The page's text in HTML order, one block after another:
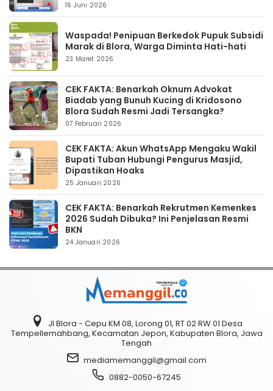
16 Juni 2026
Waspada! Penipuan Berkedok Pupuk Subsidi
Marak di Blora, Warga Diminta Hati-hati
23 Maret 2026
CEK FAKTA: Benarkah Oknum Advokat
Biadab yang Bunuh Kucing di Kridosono
Blora Sudah Resmi Jadi Tersangka?
07 Februari 2026
CEK FAKTA: Akun WhatsApp Mengaku Wakil
Bupati Tuban Hubungi Pengurus Masjid,
Dipastikan Hoaks
25 Januari 2026
CEK FAKTA: Benarkah Rekrutmen Kemenkes
2026 Sudah Dibuka? Ini Penjelasan Resmi
BKN
24 Januari 2026
Jl Blora - Cepu KM 08, Lorong 01, RT 02 RW 01 Desa
Tempellemahbang, Kecamatan Jepon, Kabupaten Blora, Jawa
Tengah
mediamemanggil@gmail.com
0882-0050-67245